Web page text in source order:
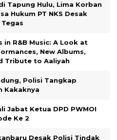
Tapung Hulu, Lima Korban
Hukum PT NKS Desak
in R&B Music: A Look at
New Albums,
Tribute to Aaliyah
Polisi Tangkap
Kakaknya
Jabat Ketua DPD PWMOI
Ke 2
Desak Polisi Tindak